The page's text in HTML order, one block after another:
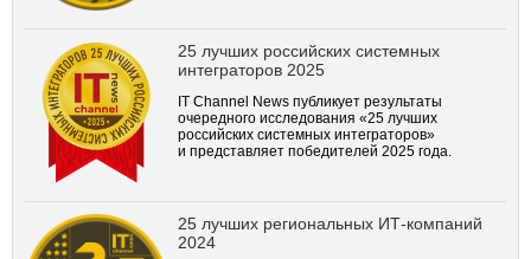
25 лучших российских системных
интеграторов 2025
IT Channel News публикует результаты
очередного исследования «25 лучших
российских системных интеграторов»
и представляет победителей 2025 года.
25 лучших региональных ИТ-компаний
2024